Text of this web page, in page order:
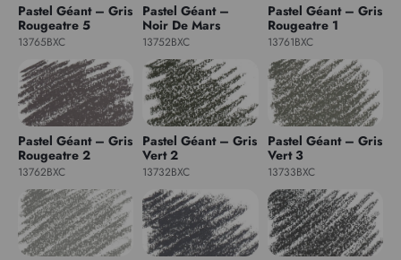
Pastel Géant – Gris
Rougeatre 5
13765BXC
Pastel Géant –
Noir De Mars
13752BXC
Pastel Géant – Gris
Rougeatre 1
13761BXC
Pastel Géant – Gris
Rougeatre 2
13762BXC
Pastel Géant – Gris
Vert 2
13732BXC
Pastel Géant – Gris
Vert 3
13733BXC